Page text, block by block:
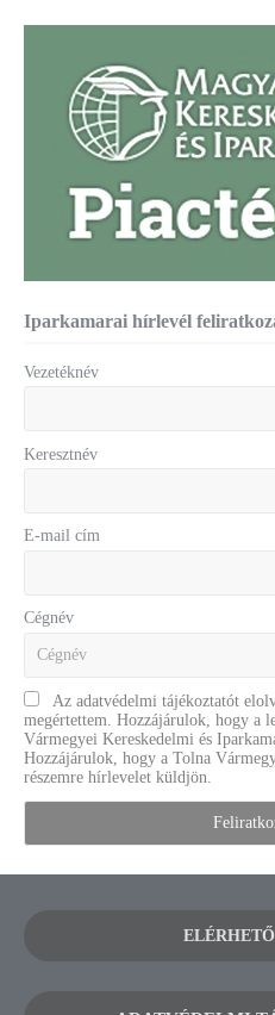
Iparkamarai hírlevél
Vezetéknév
Keresztnév
E-mail cím
Cégnév
Az adatvédelmi tájékoztatót
megértettem. Hozzájárulok, hogy a
Vármegyei Kereskedelmi és
Hozzájárulok, hogy a Tolna
részemre hírlevelet küldjön.